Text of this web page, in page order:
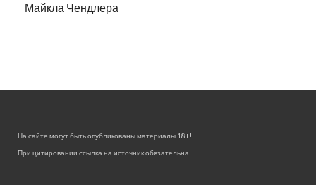
Майкла Чендлера
На сайте могут быть опубликованы материалы 18+!
При цитировании ссылка на источник обязательна.